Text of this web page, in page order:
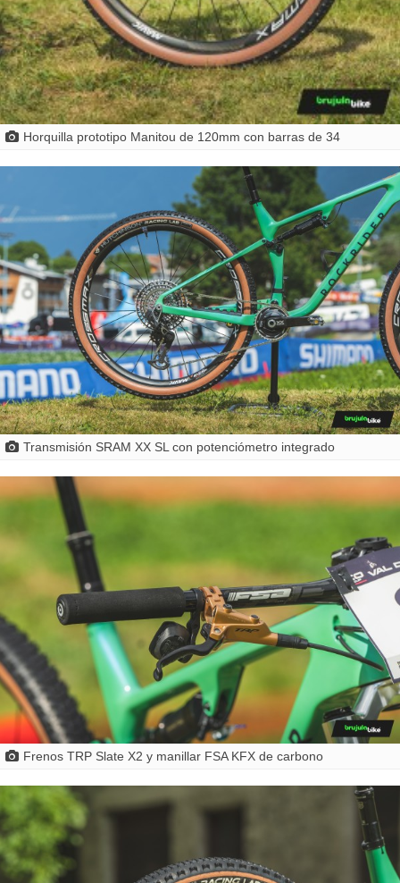
Horquilla prototipo Manitou de 120mm con barras de 34
Transmisión SRAM XX SL con potenciómetro integrado
Frenos TRP Slate X2 y manillar FSA KFX de carbono